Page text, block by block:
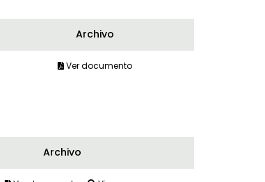
Archivo
Ver documento
Archivo